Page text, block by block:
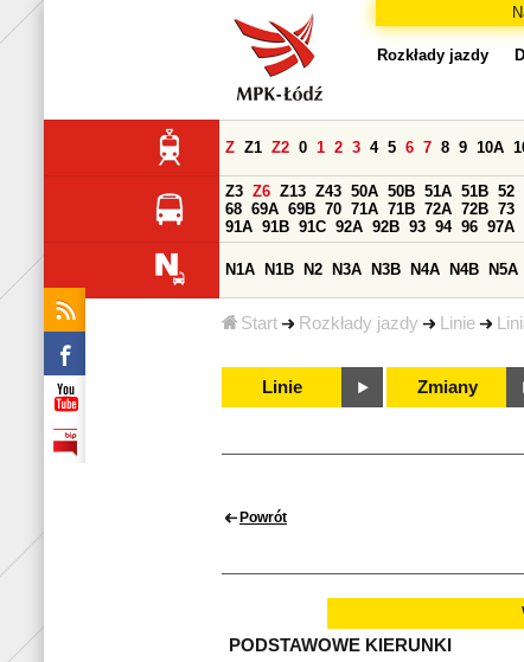
Start Rozkłady jazdy Linie
Rozkłady jazdy
Z Z1 Z2 0 1 2 3 4 5 6 7 8 9 10A
Z3 Z6 Z13 Z43 50A 50B 51A 51B 52
68 69A 69B 70 71A 71B 72A 72B 73
91A 91B 91C 92A 92B 93 94 96 97A
N1A N1B N2 N3A N3B N4A N4B N5A
Linie Zmiany
Powrót
PODSTAWOWE KIERUNKI